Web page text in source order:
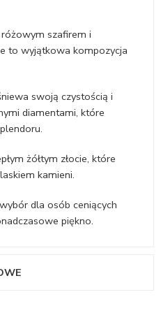
szafirem i
to wyjątkowa kompozycja
swoją czystością i
diamentami, które
żółtym złocie, które
kamieni.
dla osób ceniących
piękno.